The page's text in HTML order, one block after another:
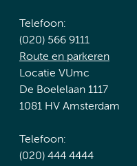
Telefoon:
(020) 566 9111
Route en parkeren
Locatie VUmc
De Boelelaan 1117
1081 HV Amsterdam
Telefoon:
(020) 444 4444